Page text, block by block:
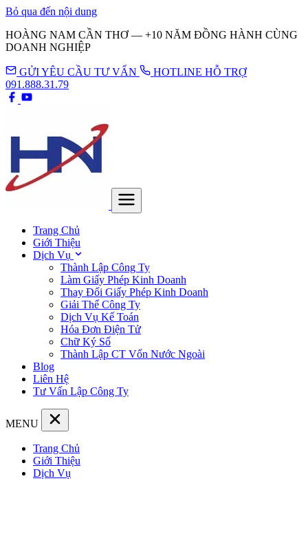
Bỏ qua đến nội dung
HOÀNG NAM CẦN THƠ — +10 NĂM ĐỒNG HÀNH CÙNG
DOANH NGHIỆP
GỬI YÊU CẦU TƯ VẤN
HOTLINE HỖ TRỢ
091.888.31.79
Trang Chủ
Giới Thiệu
Dịch Vụ
Thành Lập Công Ty
Làm Giấy Phép Kinh Doanh
Thay Đổi Giấy Phép Kinh Doanh
Giải Thể Công Ty
Dịch Vụ Kế Toán
Hóa Đơn Điện Tử
Chữ Ký Số
Thành Lập CT Vốn Nước Ngoài
Blog
Liên Hệ
Tư Vấn Lập Công Ty
MENU
Trang Chủ
Giới Thiệu
Dịch Vụ